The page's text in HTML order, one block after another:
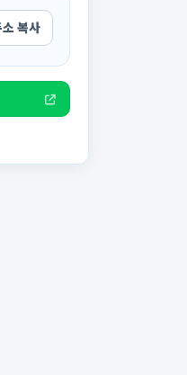
소 복사